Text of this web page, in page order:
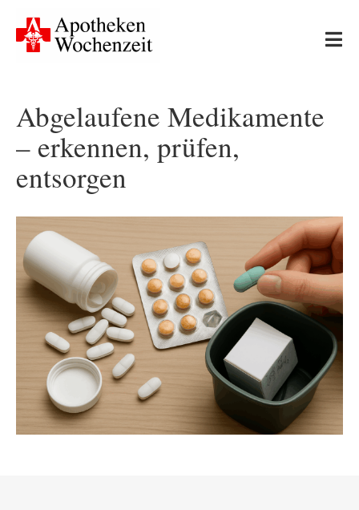
content
Neues
Ernährung & Bewegung
Gesundheit & Medizin
Leserfragen
Medikamenten-Tipps
Abgelaufene Medikamente
– erkennen, prüfen,
entsorgen